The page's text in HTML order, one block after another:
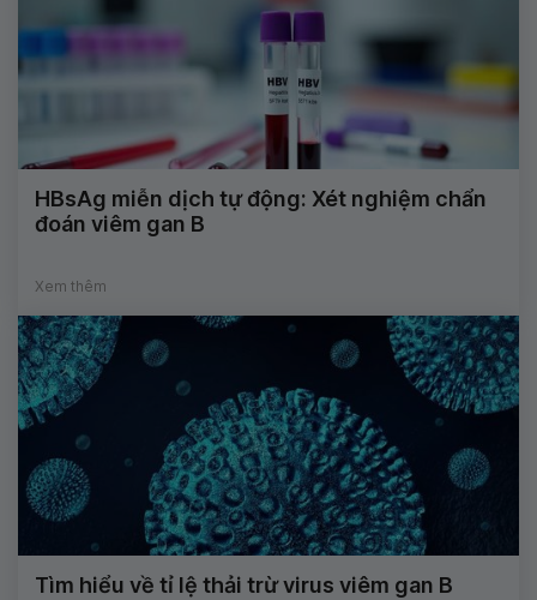
HBsAg miễn dịch tự động: Xét nghiệm chẩn
đoán viêm gan B
Xem thêm
Tìm hiểu về tỉ lệ thải trừ virus viêm gan B